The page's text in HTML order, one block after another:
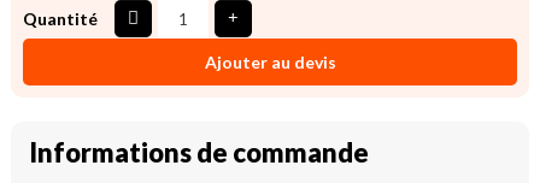
Quantité
Ajouter au devis
Informations de commande